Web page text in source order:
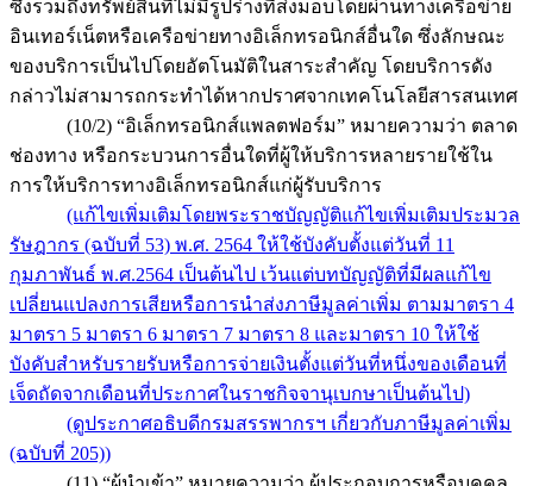
ซึ่งรวมถึงทรัพย์สินที่ไม่มีรูปร่างที่ส่งมอบโดยผ่านทางเครือข่าย
อินเทอร์เน็ตหรือเครือข่ายทางอิเล็กทรอนิกส์อื่นใด ซึ่งลักษณะ
ของบริการเป็นไปโดยอัตโนมัติในสาระสำคัญ โดยบริการดัง
กล่าวไม่สามารถกระทำได้หากปราศจากเทคโนโลยีสารสนเทศ
(10/2) “อิเล็กทรอนิกส์แพลตฟอร์ม” หมายความว่า ตลาด
ช่องทาง หรือกระบวนการอื่นใดที่ผู้ให้บริการหลายรายใช้ใน
การให้บริการทางอิเล็กทรอนิกส์แก่ผู้รับบริการ
(แก้ไขเพิ่มเติมโดยพระราชบัญญัติแก้ไขเพิ่มเติมประมวล
รัษฎากร (ฉบับที่ 53) พ.ศ. 2564 ให้ใช้บังคับตั้งแต่วันที่ 11
กุมภาพันธ์ พ.ศ.2564 เป็นต้นไป เว้นแต่บทบัญญัติที่มีผลแก้ไข
เปลี่ยนแปลงการเสียหรือการนำส่งภาษีมูลค่าเพิ่ม ตามมาตรา 4
มาตรา 5 มาตรา 6 มาตรา 7 มาตรา 8 และมาตรา 10 ให้ใช้
บังคับสำหรับรายรับหรือการจ่ายเงินตั้งแต่วันที่หนึ่งของเดือนที่
เจ็ดถัดจากเดือนที่ประกาศในราชกิจจานุเบกษาเป็นต้นไป)
(ดูประกาศอธิบดีกรมสรรพากรฯ เกี่ยวกับภาษีมูลค่าเพิ่ม
(ฉบับที่ 205))